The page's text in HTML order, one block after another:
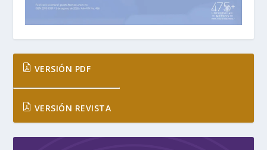
VERSIÓN PDF
VERSIÓN REVISTA